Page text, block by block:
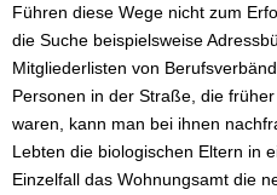
Führen diese Wege nicht zum
die Suche beispielsweise
Mitgliederlisten von
Personen in der Straße, die
waren, kann man bei ihnen
Lebten die biologischen Eltern in
Einzelfall das Wohnungsamt die